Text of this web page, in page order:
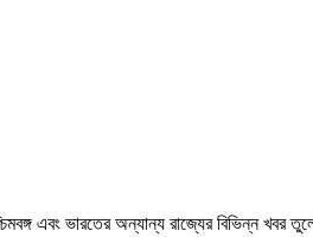
এবং ভারতের অন্যান্য রাজ্যের বিভিন্ন খবর